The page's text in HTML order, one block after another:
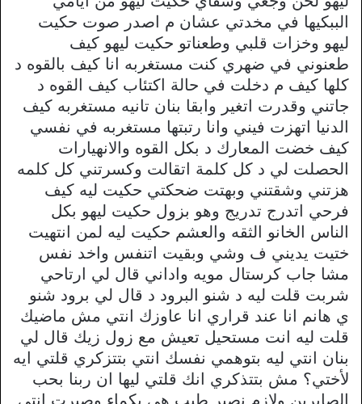
الببكيها في مخدتي عشان م اصدر صوت حكيت
ليهو وخزات قلبي وطعناتو حكيت ليهو كيف
طعنوني في ضهري كنت مستغربه انا كيف بالقوه د
كلها كيف م دخلت في حالة اكتئاب كيف القوه د
جاتني وقدرت اتغير وابقا بنان تانيه مستغربه كيف
الدنيا اتهزت فيني وانا رتبتها مستغربه في نفسي
كيف خضت المعارك د بكل القوه والانهيارات
الحصلت لي د كل كلمة اتقالت وكسرتني كل كلمه
هزتني وشقتني وبهتت ضحكتي حكيت ليه كيف
فرحي اتدرج تدريج وهو بزول حكيت ليهو بكل
الناس الخانو الثقه والعشم حكيت ليه لمن انتهيت
ختيت يديني ف وشي وبقيت اتنفس واخد نفس
مشا جاب كرستال مويه واداني قال لي ارتاحي
شربت قلت ليه د شنو البرود د قال لي برود شنو
ي هانم انا عند قراري انا عاوزك انتي مش ماضيك
قلت ليه انت مستحيل تعيش مع زول زيك قال لي
بنان انتي ليه بتوهمي نفسك انتي بتتزكري قلتي ايه
لأختي؟ مش بتتذكري انك قلتي ليها ان ربنا بحب
الصابرين ولازم نصبر طيب هي بكماء وصبرت انتي